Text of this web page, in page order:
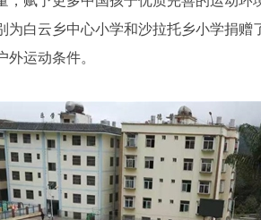
为白云乡中心小学和沙拉托乡小学捐赠
运动条件。